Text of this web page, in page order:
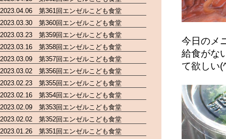
今日のメ
給食がな
て欲しい
2023.04.06 第361回エンゼルこども食堂
2023.03.30 第360回エンゼルこども食堂
2023.03.23 第359回エンゼルこども食堂
2023.03.16 第358回エンゼルこども食堂
2023.03.09 第357回エンゼルこども食堂
2023.03.02 第356回エンゼルこども食堂
2023.02.23 第355回エンゼルこども食堂
2023.02.16 第354回エンゼルこども食堂
2023.02.09 第353回エンゼルこども食堂
2023.02.02 第352回エンゼルこども食堂
2023.01.26 第351回エンゼルこども食堂